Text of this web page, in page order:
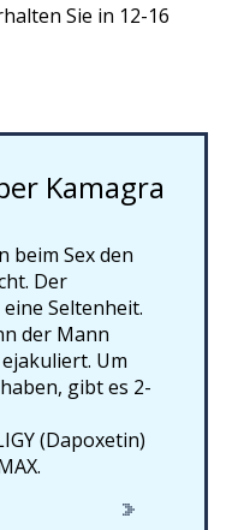
Sie in 12-16
Kamagra
beim Sex den
Der
Seltenheit.
der Mann
Um
gibt es 2-
(Dapoxetin)